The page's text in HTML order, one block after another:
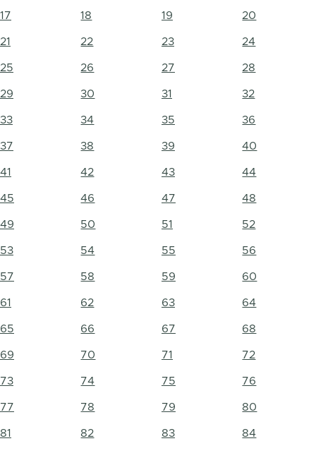
17 18 19 20
21 22 23 24
25 26 27 28
29 30 31 32
33 34 35 36
37 38 39 40
41 42 43 44
45 46 47 48
49 50 51 52
53 54 55 56
57 58 59 60
61 62 63 64
65 66 67 68
69 70 71 72
73 74 75 76
77 78 79 80
81 82 83 84